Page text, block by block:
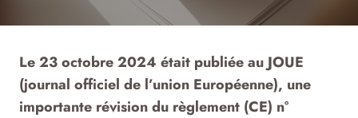
Le 23 octobre 2024 était publiée au JOUE
(journal officiel de l’union Européenne), une
importante révision du règlement (CE) n°